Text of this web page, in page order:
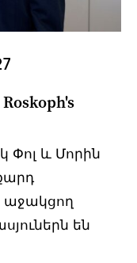
Փոլ և Մորին
աջակցող
են